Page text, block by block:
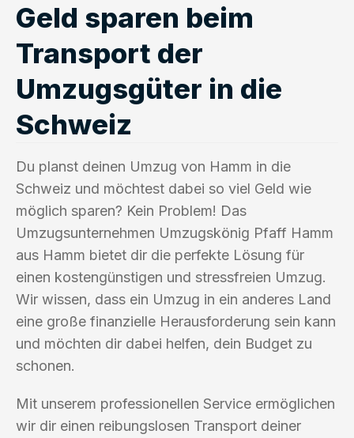
Geld sparen beim
Transport der
Umzugsgüter in die
Schweiz
Du planst deinen Umzug von Hamm in die
Schweiz und möchtest dabei so viel Geld wie
möglich sparen? Kein Problem! Das
Umzugsunternehmen Umzugskönig Pfaff Hamm
aus Hamm bietet dir die perfekte Lösung für
einen kostengünstigen und stressfreien Umzug.
Wir wissen, dass ein Umzug in ein anderes Land
eine große finanzielle Herausforderung sein kann
und möchten dir dabei helfen, dein Budget zu
schonen.
Mit unserem professionellen Service ermöglichen
wir dir einen reibungslosen Transport deiner